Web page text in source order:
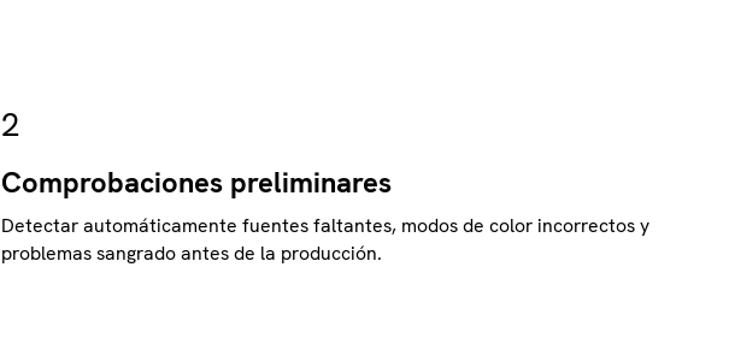
2
Comprobaciones preliminares
Detectar automáticamente fuentes faltantes, modos de color incorrectos y
problemas sangrado antes de la producción.